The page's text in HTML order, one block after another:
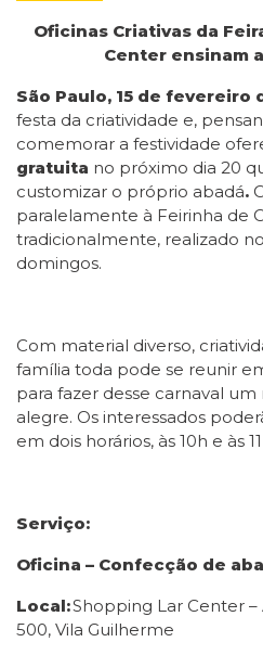
Oficinas Criativas da
Center ensinam
São Paulo, 15 de fevereiro
festa da criatividade e,
comemorar a festividade
gratuita no próximo dia 20
customizar o próprio abadá.
paralelamente à Feirinha de
tradicionalmente, realizado
domingos.
Com material diverso,
família toda pode se reunir
para fazer desse carnaval
alegre. Os interessados
em dois horários, às 10h e às
Serviço:
Oficina – Confecção de
Local:Shopping Lar Center
500, Vila Guilherme